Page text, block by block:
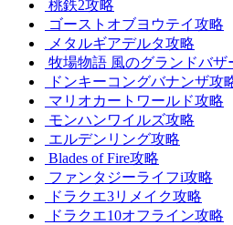
桃鉄2攻略
ゴーストオブヨウテイ攻略
メタルギアデルタ攻略
牧場物語 風のグランドバザ
ドンキーコングバナンザ攻
マリオカートワールド攻略
モンハンワイルズ攻略
エルデンリング攻略
Blades of Fire攻略
ファンタジーライフi攻略
ドラクエ3リメイク攻略
ドラクエ10オフライン攻略